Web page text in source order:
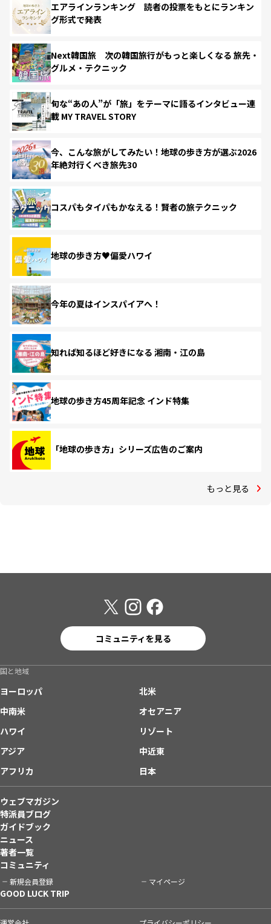
エアラインランキング 読者の投票をもとにランキン
グ形式で発表
Next韓国旅 次の韓国旅行がもっと楽しくなる 旅先・
グルメ・テクニック
旬な“あの人”が「旅」をテーマに語るインタビュー連
載 MY TRAVEL STORY
今、こんな旅がしてみたい！地球の歩き方が選ぶ2026
年絶対行くべき旅先30
コスパもタイパもかなえる！賢者の旅テクニック
地球の歩き方♥偏愛ハワイ
今年の夏はインスパイアへ！
知れば知るほど好きになる 湘南・江の島
地球の歩き方45周年記念 インド特集
「地球の歩き方」シリーズ広告のご案内
もっと見る
コミュニティを見る
国と地域
ヨーロッパ
北米
中南米
オセアニア
ハワイ
リゾート
アジア
中近東
アフリカ
日本
ウェブマガジン
特派員ブログ
ガイドブック
ニュース
著者一覧
コミュニティ
新規会員登録 マイページ
GOOD LUCK TRIP